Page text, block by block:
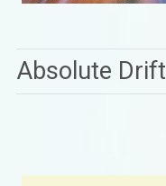
Absolute Drift